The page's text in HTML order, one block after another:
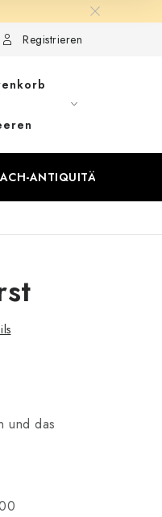
Registrieren
ANTIQUITÄTENLADEN
und das